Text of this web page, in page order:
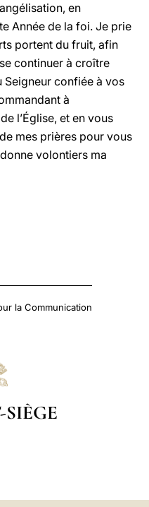
en
Année de la foi. Je prie
portent du fruit, afin
continuer à croître
confiée à vos
à
l’Église, et en vous
mes prières pour vous
volontiers ma
la Communication